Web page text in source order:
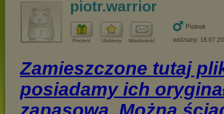
piotr.warrior
Prezent Ulubiony Wiadomość
Piotrek
widziany: